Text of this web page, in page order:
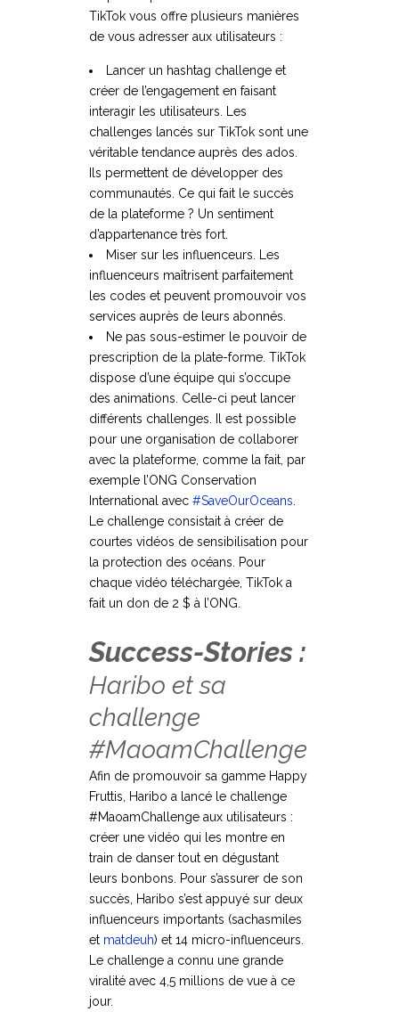
TikTok vous offre plusieurs manières
de vous adresser aux utilisateurs :
Lancer un hashtag challenge et
créer de l’engagement en faisant
interagir les utilisateurs. Les
challenges lancés sur TikTok sont une
véritable tendance auprès des ados.
Ils permettent de développer des
communautés. Ce qui fait le succès
de la plateforme ? Un sentiment
d’appartenance très fort.
Miser sur les influenceurs. Les
influenceurs maîtrisent parfaitement
les codes et peuvent promouvoir vos
services auprès de leurs abonnés.
Ne pas sous-estimer le pouvoir de
prescription de la plate-forme. TikTok
dispose d’une équipe qui s’occupe
des animations. Celle-ci peut lancer
différents challenges. Il est possible
pour une organisation de collaborer
avec la plateforme, comme la fait, par
exemple l’ONG Conservation
International avec #SaveOurOceans
Le challenge consistait à créer de
courtes vidéos de sensibilisation pour
la protection des océans. Pour
chaque vidéo téléchargée, TikTok a
fait un don de 2 $ à l’ONG.
Success-Stories :
Haribo et sa
challenge
#MaoamChallenge
Afin de promouvoir sa gamme Happy
Fruttis, Haribo a lancé le challenge
#MaoamChallenge aux utilisateurs :
créer une vidéo qui les montre en
train de danser tout en dégustant
leurs bonbons. Pour s’assurer de son
succès, Haribo s’est appuyé sur deux
influenceurs importants (sachasmiles
et matdeuh) et 14 micro-influenceurs.
Le challenge a connu une grande
viralité avec 4,5 millions de vue à ce
jour.